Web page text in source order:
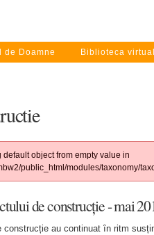
de Doamne Biblioteca
object from empty value in
public_html/modules/taxonomy/
de construcție - mai
construcție au continuat ȋn ritm